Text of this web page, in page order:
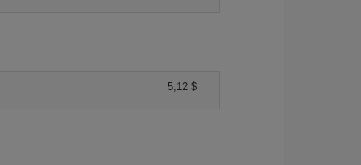
5,12 $